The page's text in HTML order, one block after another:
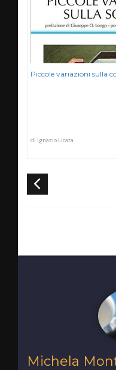
Piccole variazioni sulla
di Ignazio Licata
Michela